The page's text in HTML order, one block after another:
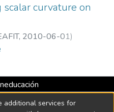
scalar curvature on
, 2010-06-01)
Claudia
Institucional hasta 2026 -
2158 de 2018
additional services for